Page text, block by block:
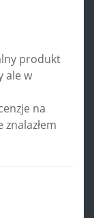
produkt
ale w
na